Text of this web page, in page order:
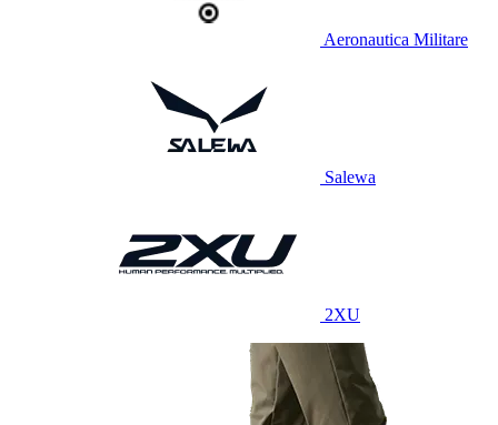
Aeronautica Militare
Salewa
2XU